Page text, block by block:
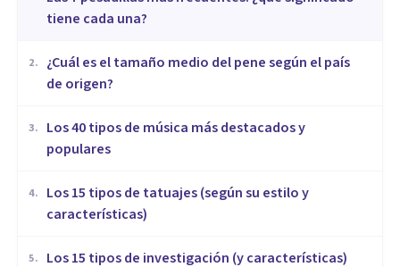
tiene cada una?
2.
¿Cuál es el tamaño medio del pene según el país
de origen?
3.
Los 40 tipos de música más destacados y
populares
4.
Los 15 tipos de tatuajes (según su estilo y
características)
5. Los 15 tipos de investigación (y características)